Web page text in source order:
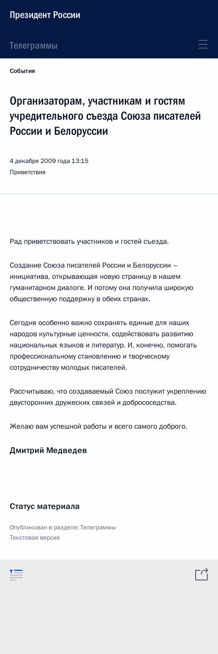
Президент России
Телеграммы
События
Организаторам, участникам и гостям
учредительного съезда Союза писателей
России и Белоруссии
4 декабря 2009 года 13:15
Приветствия
Рад приветствовать участников и гостей съезда.
Создание Союза писателей России и Белоруссии –
инициатива, открывающая новую страницу в нашем
гуманитарном диалоге. И потому она получила широкую
общественную поддержку в обеих странах.
Сегодня особенно важно сохранять единые для наших
народов культурные ценности, содействовать развитию
национальных языков и литератур. И, конечно, помогать
профессиональному становлению и творческому
сотрудничеству молодых писателей.
Рассчитываю, что создаваемый Союз послужит укреплению
двусторонних дружеских связей и добрососедства.
Желаю вам успешной работы и всего самого доброго.
Дмитрий Медведев
Статус материала
Опубликован в разделе:Телеграммы
Текстовая версия